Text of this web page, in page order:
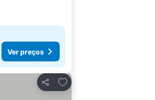
Ver preços
Partilhar
Adicionar aos favoritos